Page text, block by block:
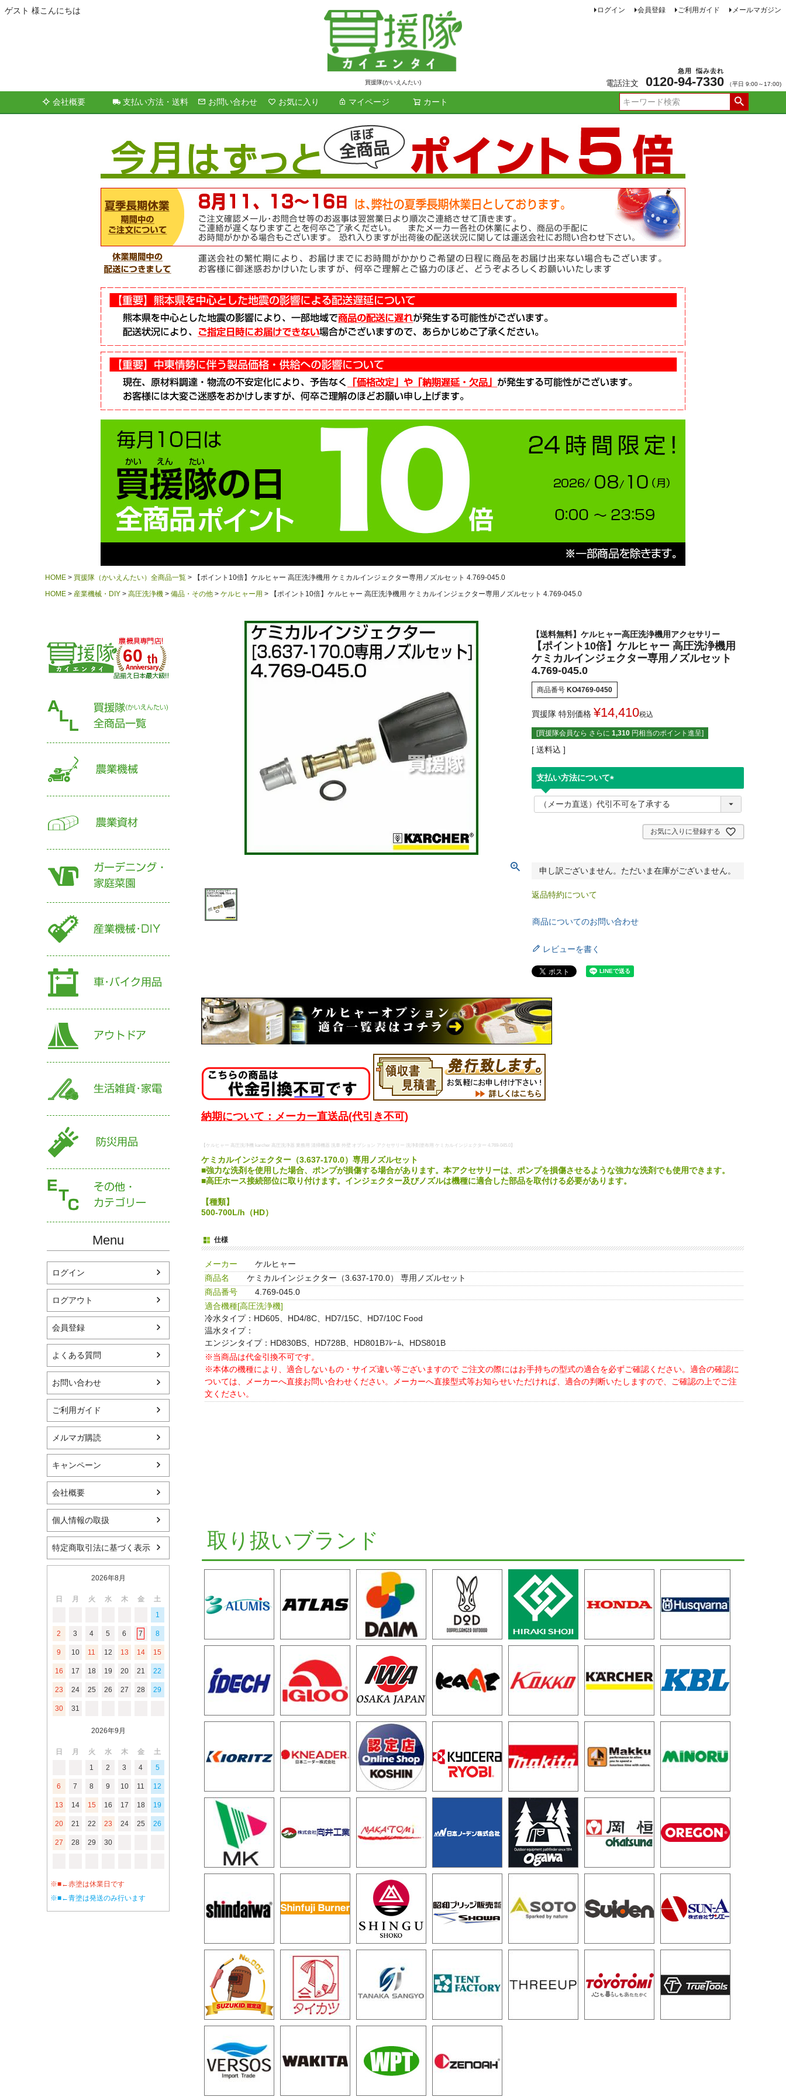
ゲスト 様こんにちは
買援隊(かいえんたい)
ログイン 会員登録 ご利用ガイド メールマガジン
電話注文 0120-94
急用
-7330
悩み去れ
（平日 9:00～17:00)
会社概要 支払い方法・送料 お問い合わせ お気に入り マイページ カート
検索
HOME 買援隊（かいえんたい）全商品一覧
【ポイント10倍】ケルヒャー 高圧洗浄機用 ケミカルインジェクター専用ノズルセット 4.769-045.0
HOME
産業機械・DIY 高圧洗浄機 備品・その他 ケルヒャー用 【ポイント10倍】ケルヒャー 高圧洗浄機用 ケミカルインジェクター専用ノズルセット 4.769-045.0
60
Menu
ログイン
ログアウト
会員登録
よくある質問
お問い合わせ
ご利用ガイド
メルマガ購読
キャンペーン
会社概要
個人情報の取扱
特定商取引法に基づく表示
2026年8月
日 月 火 水 木 金
土
1
2 3 4 5 6 7 8
9 10 11 12 13 14 15
16 17 18 19 20 21 22
23 24 25 26 27 28 29
30 31
2026年9月
日 月 火 水 木 金
土
1
2 3 4 5
6 7 8 9 10 11 12
13 14 15 16 17 18 19
20 21 22 23 24 25 26
27 28 29 30
※■←赤塗は休業日です
※■←青塗は発送のみ行います
【送料無料】ケルヒャー高圧洗浄機用アクセサリー
【ポイント10倍】ケルヒャー 高圧洗浄機用
ケミカルインジェクター専用ノズルセット
4.769-045.0
商品番号 KO4769-0450
買援隊 特別価格 ¥14,410税込
[買援隊会員なら さらに 1,310 円相当のポイント進呈]
送料込
支払い方法について
必
お気に入りに登録する
申し訳ございません。ただいま在庫がございません。
返品特約について
商品についてのお問い合わせ
レビューを書く
納期について：メーカー直送品(代引き不可)
【ケルヒャー 高圧洗浄機 karcher 高圧洗浄器 業務用 清掃機器 洗車 外壁 オプション アクセサリー 洗浄剤塗布用 ケミカルインジェクター 4.769-045.0】
ケミカルインジェクター（3.637-170.0）専用ノズルセット
■強力な洗剤を使用した場合、ポンプが損傷する場合があります。本アクセサリーは、ポンプを損傷させるような強力な洗剤でも使用できます。
■高圧ホース接続部位に取り付けます。インジェクター及びノズルは機種に適合した部品を取付ける必要があります。
【種類】
500-700L/h（HD）
仕様
メーカー
ケルヒャー
商品名
ケミカルインジェクター（3.637-170.0） 専用ノズルセット
商品番号
4.769-045.0
適合機種[高圧洗浄機]
冷水タイプ：HD605、HD4/8C、HD7/15C、HD7/10C Food
温水タイプ：
エンジンタイプ：HD830BS、HD728B、HD801Bﾌﾚｰﾑ、HDS801B
※当商品は代金引換不可です。
※本体の機種により、適合しないもの・サイズ違い等ございますので ご注文の際にはお手持ちの型式の適合を必ずご確認ください。適合の確認に
ついては、メーカーへ直接お問い合わせください。メーカーへ直接型式等お知らせいただければ、適合の判断いたしますので、ご確認の上でご注
文ください。
取り扱いブランド